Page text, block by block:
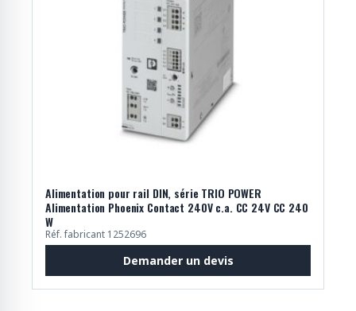
Alimentation pour rail DIN, série TRIO POWER
Alimentation Phoenix Contact 240V c.a. CC 24V CC 240
W
Réf. fabricant 1252696
Demander un devis